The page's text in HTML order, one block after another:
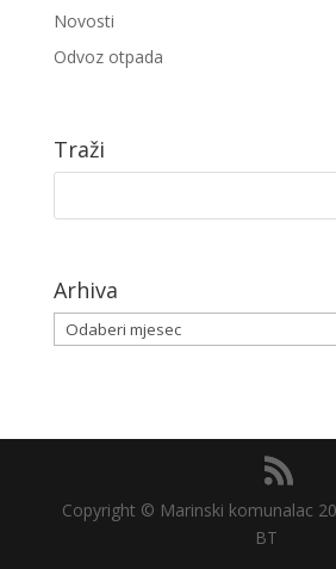
Novosti
Odvoz otpada
Traži
Arhiva
Arhiva
Copyright © Marinski komunalac
BT